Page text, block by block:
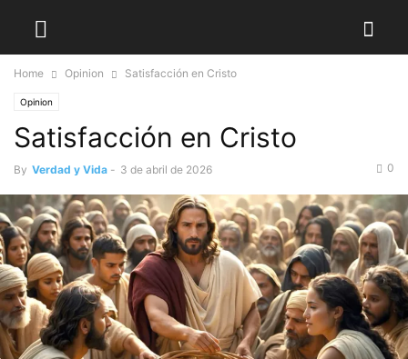
Home Opinion Satisfacción en Cristo
Opinion
Satisfacción en Cristo
By Verdad y Vida - 3 de abril de 2026 0